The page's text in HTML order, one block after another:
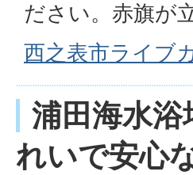
ださい。赤旗が
西之表市ライブ
浦田海水
れいで安心